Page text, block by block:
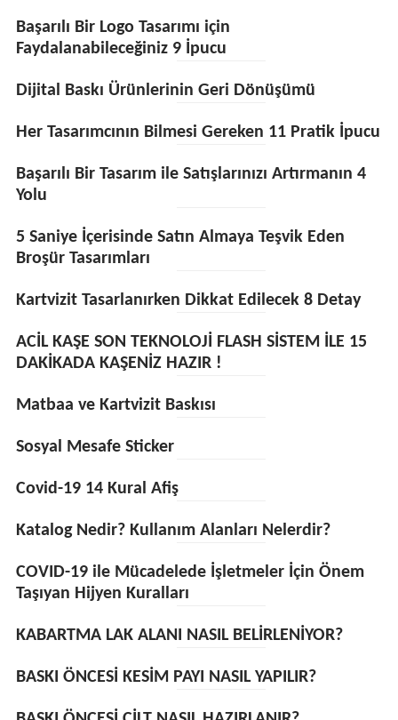
Başarılı Bir Logo Tasarımı için
Faydalanabileceğiniz 9 İpucu
Dijital Baskı Ürünlerinin Geri Dönüşümü
Her Tasarımcının Bilmesi Gereken 11 Pratik İpucu
Başarılı Bir Tasarım ile Satışlarınızı Artırmanın 4
Yolu
5 Saniye İçerisinde Satın Almaya Teşvik Eden
Broşür Tasarımları
Kartvizit Tasarlanırken Dikkat Edilecek 8 Detay
ACİL KAŞE SON TEKNOLOJİ FLASH SİSTEM İLE 15
DAKİKADA KAŞENİZ HAZIR !
Matbaa ve Kartvizit Baskısı
Sosyal Mesafe Sticker
Covid-19 14 Kural Afiş
Katalog Nedir? Kullanım Alanları Nelerdir?
COVID-19 ile Mücadelede İşletmeler İçin Önem
Taşıyan Hijyen Kuralları
KABARTMA LAK ALANI NASIL BELİRLENİYOR?
BASKI ÖNCESİ KESİM PAYI NASIL YAPILIR?